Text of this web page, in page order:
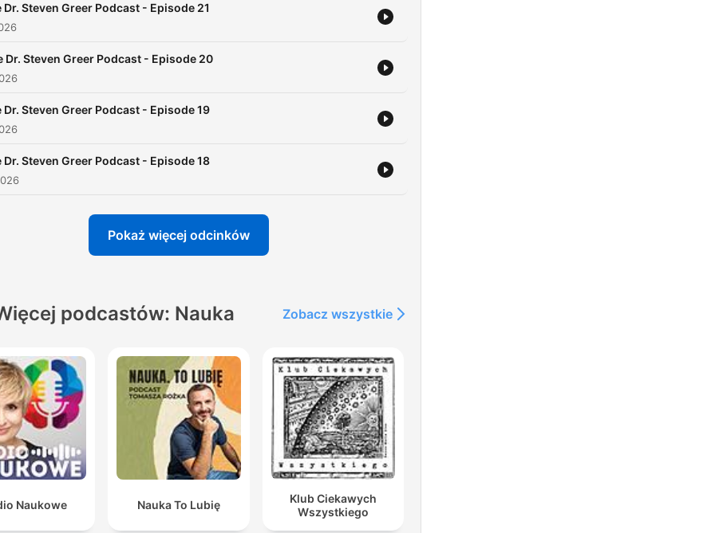
Dr. Steven Greer Podcast - Episode 21
Dr. Steven Greer Podcast - Episode 20
Dr. Steven Greer Podcast - Episode 19
Dr. Steven Greer Podcast - Episode 18
Pokaż więcej odcinków
podcastów: Nauka Zobacz wszystkie
Naukowe Nauka To Lubię
Klub Ciekawych
Wszystkiego